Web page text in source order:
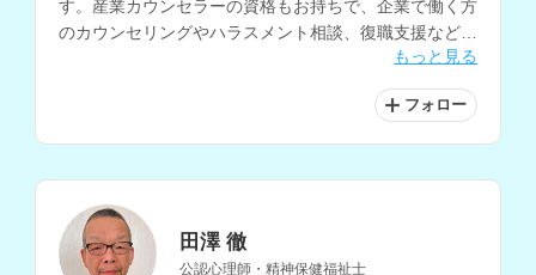
す。産業カウンセラーの資格もお持ちで、企業で働く方
のカウンセリングやハラスメント相談、復職支援などに
もっと見る
フォロー
田澤 徹
公認心理師・精神保健福祉士